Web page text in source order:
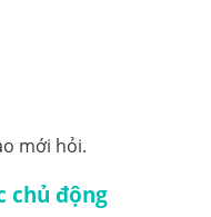
mới hỏi.
chủ động